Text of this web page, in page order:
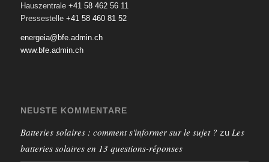
Hauszentrale +41 58 462 56 11
Pressestelle +41 58 460 81 52
energeia@bfe.admin.ch
www.bfe.admin.ch
NEUSTE KOMMENTARE
Batteries solaires : comment s'informer sur le sujet ? zu Les
batteries solaires en 13 questions-réponses